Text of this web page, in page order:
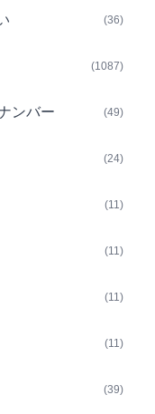
(36)
(1087)
ンバー (49)
(24)
(11)
(11)
(11)
(11)
(39)